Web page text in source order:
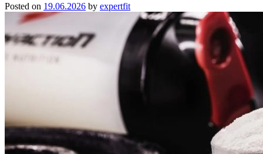
Posted on 19.06.2026 by expertfit